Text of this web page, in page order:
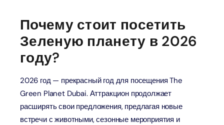
Почему стоит посетить
Зеленую планету в 2026
году?
2026 год — прекрасный год для посещения The
Green Planet Dubai. Аттракцион продолжает
расширять свои предложения, предлагая новые
встречи с животными, сезонные мероприятия и